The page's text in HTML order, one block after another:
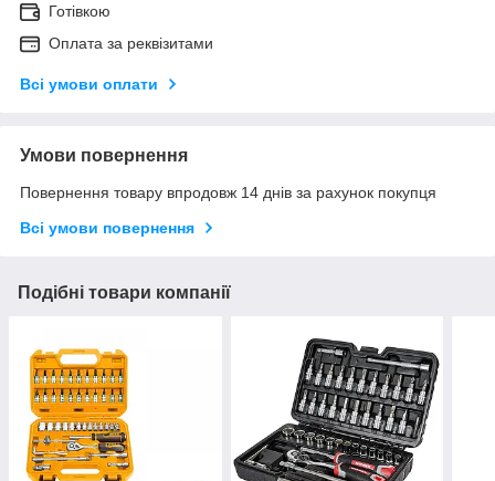
Готівкою
Оплата за реквізитами
Всі умови оплати
Умови повернення
Повернення товару впродовж 14 днів за рахунок покупця
Всі умови повернення
Подібні товари компанії